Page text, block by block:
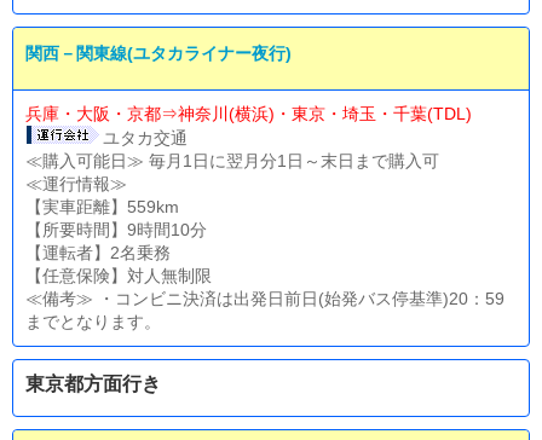
関西－関東線(ユタカライナー夜行)
兵庫・大阪・京都⇒神奈川(横浜)・東京・埼玉・千葉(TDL)
ユタカ交通
≪購入可能日≫ 毎月1日に翌月分1日～末日まで購入可
≪運行情報≫
【実車距離】559km
【所要時間】9時間10分
【運転者】2名乗務
【任意保険】対人無制限
≪備考≫ ・コンビニ決済は出発日前日(始発バス停基準)20：59
までとなります。
東京都方面行き